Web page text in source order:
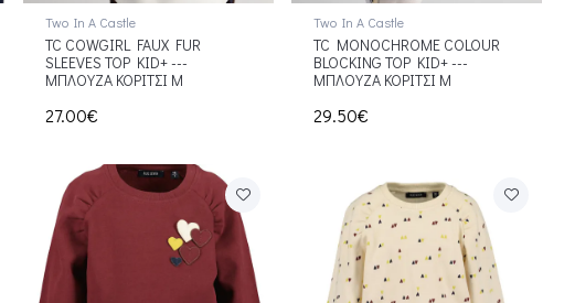
Two In A Castle
TC COWGIRL FAUX FUR
SLEEVES TOP KID+ ---
ΜΠΛΟΥΖΑ ΚΟΡΙΤΣΙ Μ
27.00€
Two In A Castle
TC MONOCHROME COLOUR
BLOCKING TOP KID+ ---
ΜΠΛΟΥΖΑ ΚΟΡΙΤΣΙ Μ
29.50€